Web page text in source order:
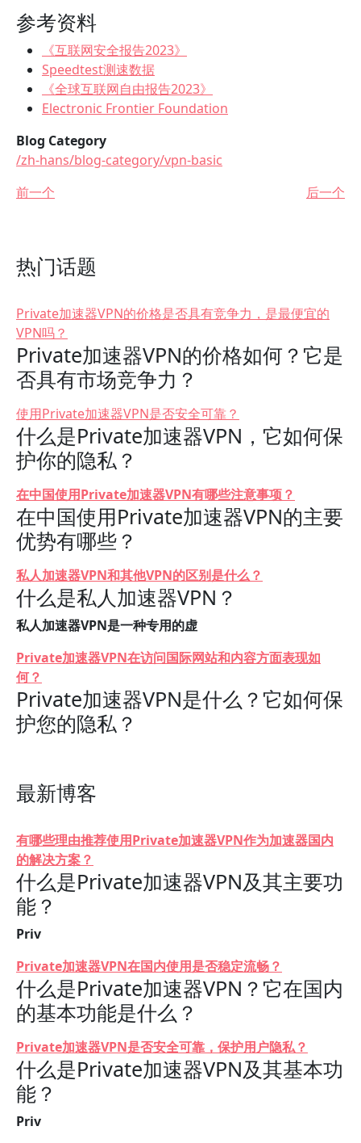
参考资料
《互联网安全报告2023》
Speedtest测速数据
《全球互联网自由报告2023》
Electronic Frontier Foundation
Blog Category
/zh-hans/blog-category/vpn-basic
前一个
后一个
热门话题
Private加速器VPN的价格是否具有竞争力，是最便宜的
VPN吗？
Private加速器VPN的价格如何？它是
否具有市场竞争力？
使用Private加速器VPN是否安全可靠？
什么是Private加速器VPN，它如何保
护你的隐私？
在中国使用Private加速器VPN有哪些注意事项？
在中国使用Private加速器VPN的主要
优势有哪些？
私人加速器VPN和其他VPN的区别是什么？
什么是私人加速器VPN？
私人加速器VPN是一种专用的虚
Private加速器VPN在访问国际网站和内容方面表现如
何？
Private加速器VPN是什么？它如何保
护您的隐私？
最新博客
有哪些理由推荐使用Private加速器VPN作为加速器国内
的解决方案？
什么是Private加速器VPN及其主要功
能？
Priv
Private加速器VPN在国内使用是否稳定流畅？
什么是Private加速器VPN？它在国内
的基本功能是什么？
Private加速器VPN是否安全可靠，保护用户隐私？
什么是Private加速器VPN及其基本功
能？
Priv